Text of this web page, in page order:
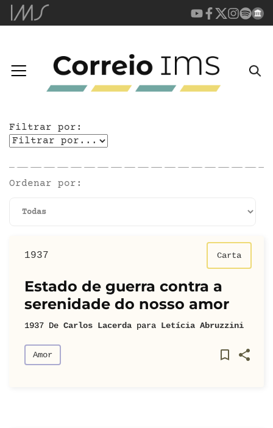
Filtrar por:
Ordenar por:
1937 Carta
Estado de guerra contra a
serenidade do nosso amor
1937 De Carlos Lacerda para Letícia Abruzzini
Amor